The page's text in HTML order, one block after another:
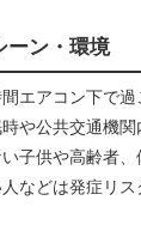
ーン・環境
エアコン下で
や公共交通機関
子供や高齢者
などは発症リス